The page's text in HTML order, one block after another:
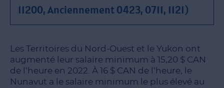
11200, Anciennement 0423, 0711, 1121)
Les Territoires du Nord-Ouest et le Yukon ont
augmenté leur salaire minimum à 15,20 $ CAN
de l’heure en 2022. À 16 $ CAN de l’heure, le
Nunavut a le salaire minimum le plus élevé au